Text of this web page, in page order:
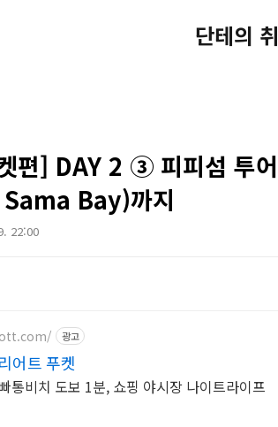
단테의
편] DAY 2 ③ 피피섬 투
Bay)까지
22:00
광고
어트 푸켓
통비치 도보 1분, 쇼핑 야시장 나이트라이프